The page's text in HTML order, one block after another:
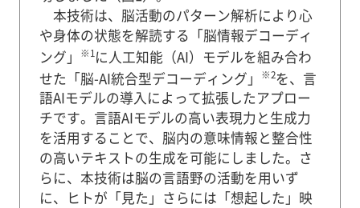
本技術は、脳活動のパターン解析により心
や身体の状態を解読する「脳情報デコーディ
ング」
※1に人工知能（AI）モデルを組み合わ
せた「脳-AI統合型デコーディング」
※2を、言
語AIモデルの導入によって拡張したアプロー
チです。言語AIモデルの高い表現力と生成力
を活用することで、脳内の意味情報と整合性
の高いテキストの生成を可能にしました。さ
らに、本技術は脳の言語野の活動を用いず
に、ヒトが「見た」さらには「想起した」映